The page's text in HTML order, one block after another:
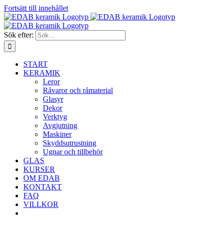
Fortsätt till innehållet
Sök efter:
START
KERAMIK
Leror
Råvaror och råmaterial
Glasyr
Dekor
Verktyg
Avgjutning
Maskiner
Skyddsutrustning
Ugnar och tillbehör
GLAS
KURSER
OM EDAB
KONTAKT
FAQ
VILLKOR